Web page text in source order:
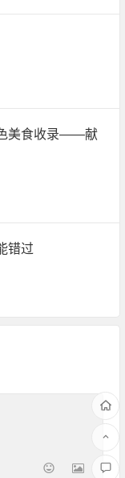
美食收录——献
错过